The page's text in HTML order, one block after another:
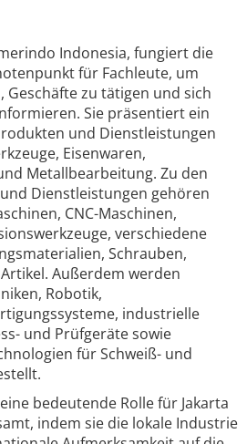
Indonesia, fungiert die
für Fachleute, um
Geschäfte zu tätigen und sich
Sie präsentiert ein
und Dienstleistungen
Eisenwaren,
Metallbearbeitung. Zu den
Dienstleistungen gehören
CNC-Maschinen,
verschiedene
Schrauben,
Außerdem werden
Robotik,
industrielle
und Prüfgeräte sowie
für Schweiß- und
bedeutende Rolle für Jakarta
indem sie die lokale Industrie